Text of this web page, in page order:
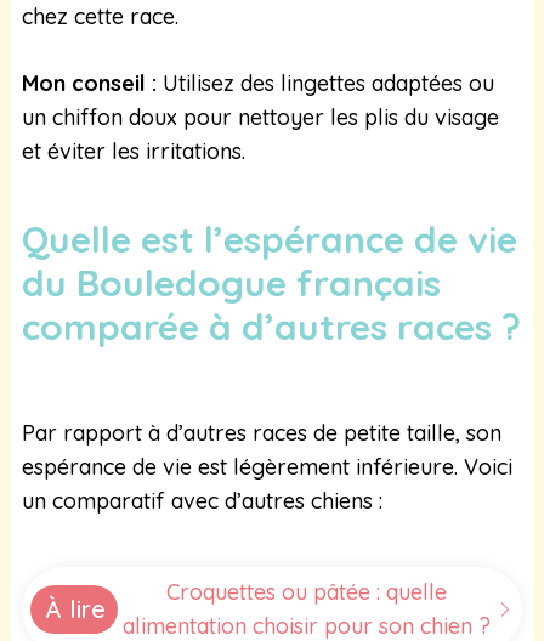
chez cette race.
Mon conseil : Utilisez des lingettes adaptées ou
un chiffon doux pour nettoyer les plis du visage
et éviter les irritations.
Quelle est l’espérance de vie
du Bouledogue français
comparée à d’autres races ?
Par rapport à d’autres races de petite taille, son
espérance de vie est légèrement inférieure. Voici
un comparatif avec d’autres chiens :
À lire
Croquettes ou pâtée : quelle
alimentation choisir pour son chien ?